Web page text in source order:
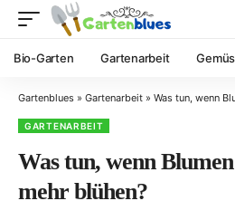
Bio-Garten Gartenarbeit
Gartenblues » Gartenarbeit » Was tun, wenn
GARTENARBEIT
Was tun, wenn
mehr blühen?